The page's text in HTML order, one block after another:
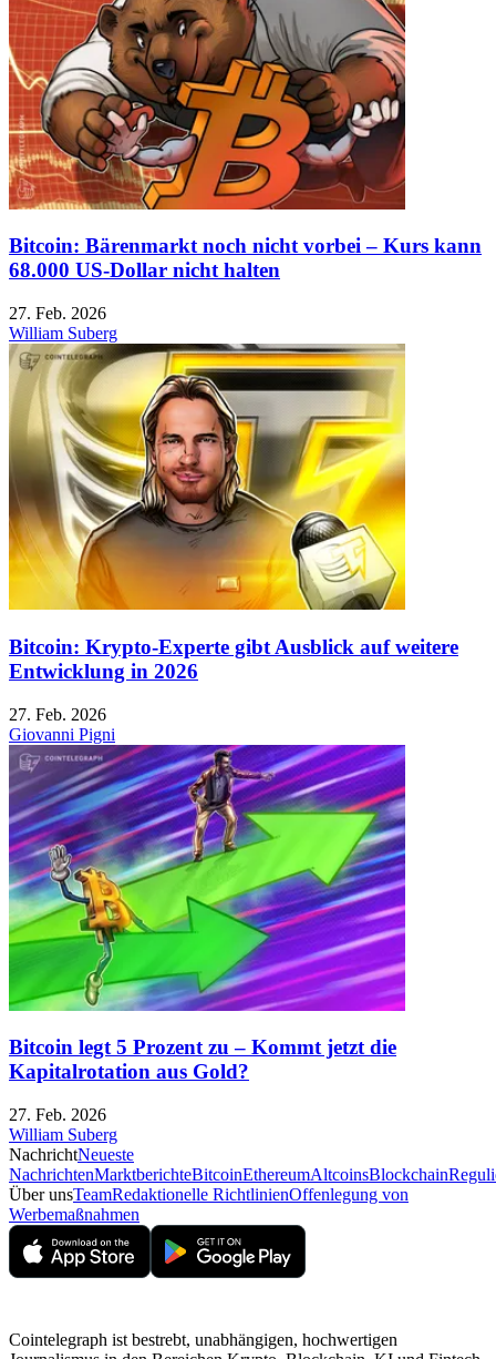
Bitcoin: Bärenmarkt noch nicht vorbei – Kurs kann
68.000 US-Dollar nicht halten
27. Feb. 2026
William Suberg
Bitcoin: Krypto-Experte gibt Ausblick auf weitere
Entwicklung in 2026
27. Feb. 2026
Giovanni Pigni
Bitcoin legt 5 Prozent zu – Kommt jetzt die
Kapitalrotation aus Gold?
27. Feb. 2026
William Suberg
NachrichtNeueste
NachrichtenMarktberichteBitcoinEthereumAltcoinsBlockchain
Über unsTeamRedaktionelle RichtlinienOffenlegung von
Werbemaßnahmen
Cointelegraph ist bestrebt, unabhängigen, hochwertigen